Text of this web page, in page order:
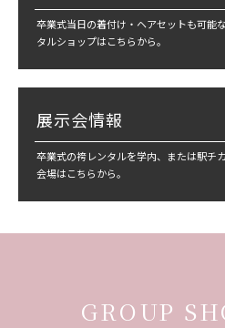
卒業式当日の着付け・ヘアセットも可能
タルショップはこちらから。
展示会情報
卒業式の袴レンタルを学内、または駅チ
会場はこちらから。
GROUP